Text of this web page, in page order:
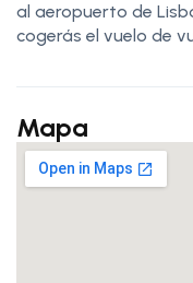
al aeropuerto de
cogerás el vuelo de
Mapa